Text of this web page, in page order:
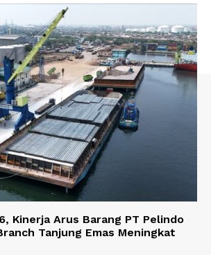
Kinerja Arus Barang PT Pelindo
Tanjung Emas Meningkat